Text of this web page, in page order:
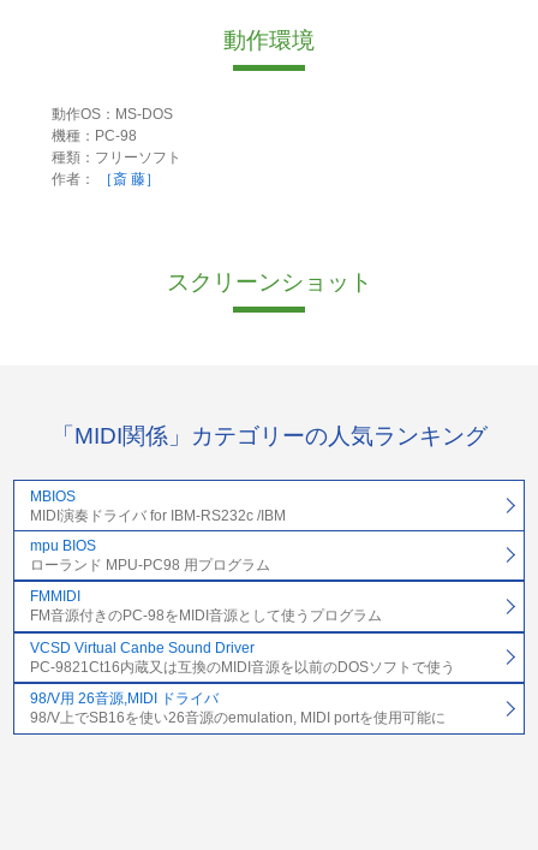
動作環境
動作OS：MS-DOS
機種：PC-98
種類：フリーソフト
作者：
［斎 藤］
スクリーンショット
「MIDI関係」カテゴリーの人気ランキング
MBIOS
MIDI演奏ドライバ for IBM-RS232c /IBM
mpu BIOS
ローランド MPU-PC98 用プログラム
FMMIDI
FM音源付きのPC-98をMIDI音源として使うプログラム
VCSD Virtual Canbe Sound Driver
PC-9821Ct16内蔵又は互換のMIDI音源を以前のDOSソフトで使う
98/V用 26音源,MIDI ドライバ
98/V上でSB16を使い26音源のemulation, MIDI portを使用可能に